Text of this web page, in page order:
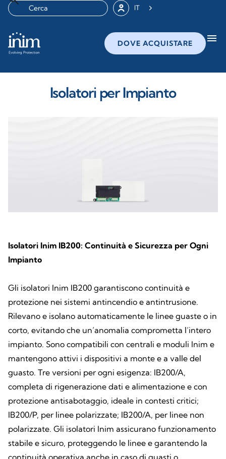
IT
DOVE ACQUISTARE menu
Isolatori per Impianto
Isolatori Inim IB200: Continuità e Sicurezza per Ogni
Impianto
Gli isolatori Inim IB200 garantiscono continuità e
protezione nei sistemi antincendio e antintrusione.
Rilevano e isolano automaticamente le linee guaste o in
corto, evitando che un’anomalia comprometta l’intero
impianto. Sono compatibili con centrali e moduli Inim e
mantengono attivi i dispositivi a monte e a valle del
guasto. Tre versioni per ogni esigenza: IB200/A,
completa di rigenerazione dati e alimentazione e con
protezione antisabotaggio, ideale in contesti critici;
IB200/P, per linee polarizzate; IB200/A, per linee non
polarizzate. Gli isolatori Inim assicurano funzionamento
stabile e sicuro, proteggendo le linee e garantendo la